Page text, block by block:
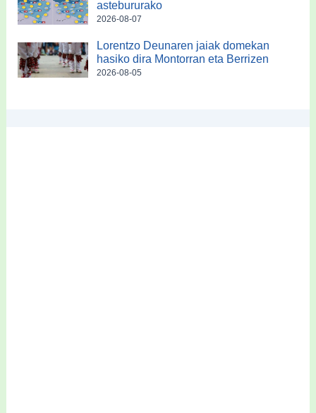
astebururako
2026-08-07
Lorentzo Deunaren jaiak domekan
hasiko dira Montorran eta Berrizen
2026-08-05